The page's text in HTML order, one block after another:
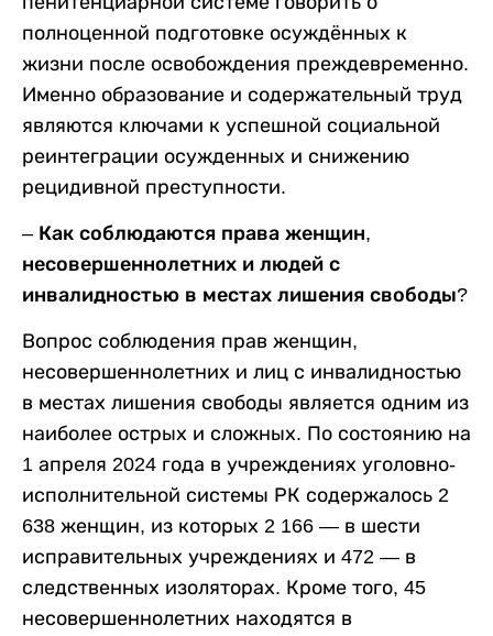
полноценной подготовке осуждённых к
жизни после освобождения преждевременно.
Именно образование и содержательный труд
являются ключами к успешной социальной
реинтеграции осужденных и снижению
рецидивной преступности.
– Как соблюдаются права женщин,
несовершеннолетних и людей с
инвалидностью в местах лишения свободы?
Вопрос соблюдения прав женщин,
несовершеннолетних и лиц с инвалидностью
в местах лишения свободы является одним из
наиболее острых и сложных. По состоянию на
1 апреля 2024 года в учреждениях уголовно-
исполнительной системы РК содержалось 2
638 женщин, из которых 2 166 — в шести
исправительных учреждениях и 472 — в
следственных изоляторах. Кроме того, 45
несовершеннолетних находятся в